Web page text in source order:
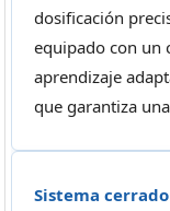
dosificación
equipado con un
aprendizaje
que garantiza
Sistema